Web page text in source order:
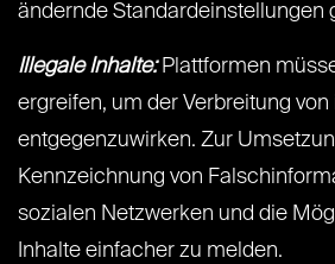
ändernde Standardeinstellungen
Illegale Inhalte:Plattformen
ergreifen, um der Verbreitung
entgegenzuwirken. Zur
Kennzeichnung von
sozialen Netzwerken und die
Inhalte einfacher zu melden.